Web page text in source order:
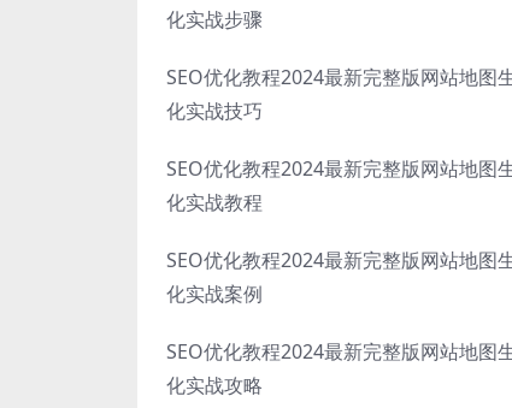
化实战步骤
SEO优化教程2024最新完整版网站地图
化实战技巧
SEO优化教程2024最新完整版网站地图
化实战教程
SEO优化教程2024最新完整版网站地图
化实战案例
SEO优化教程2024最新完整版网站地图
化实战攻略